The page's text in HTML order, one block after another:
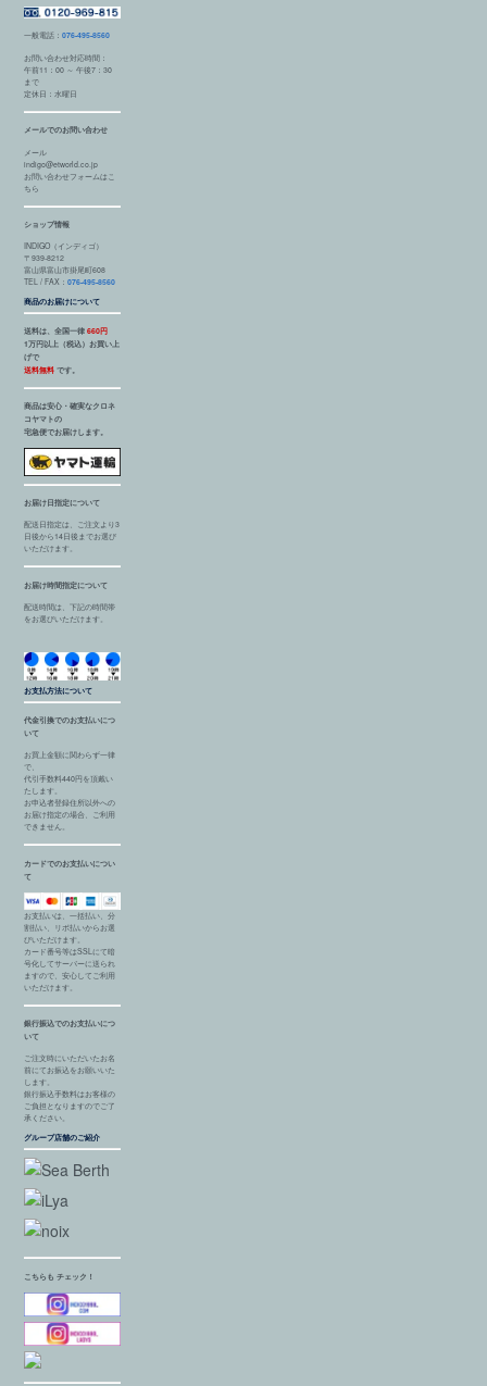
一般電話：076-495-8560
お問い合わせ対応時間：
午前11：00 ～ 午後7：30
まで
定休日：水曜日
メールでのお問い合わせ
メール
indigo@etworld.co.jp
お問い合わせフォームはこ
ちら
ショップ情報
INDIGO（インディゴ）
〒939-8212
富山県富山市掛尾町608
TEL / FAX：076-495-8560
商品のお届けについて
送料は、全国一律660円
1万円以上（税込）お買い上
げで
送料無料 です。
商品は安心・確実なクロネ
コヤマトの
宅急便でお届けします。
お届け日指定について
配送日指定は、ご注文より3
日後から14日後までお選び
いただけます。
お届け時間指定について
配送時間は、下記の時間帯
をお選びいただけます。
お支払方法について
代金引換でのお支払いにつ
いて
お買上金額に関わらず一律
で、
代引手数料440円を頂戴い
たします。
お申込者登録住所以外への
お届け指定の場合、ご利用
できません。
カードでのお支払いについ
て
お支払いは、一括払い、分
割払い、リボ払いからお選
びいただけます。
カード番号等はSSLにて暗
号化してサーバーに送られ
ますので、安心してご利用
いただけます。
銀行振込でのお支払いにつ
いて
ご注文時にいただいたお名
前にてお振込をお願いいた
します。
銀行振込手数料はお客様の
ご負担となりますのでご了
承ください。
グループ店舗のご紹介
こちらも チェック！